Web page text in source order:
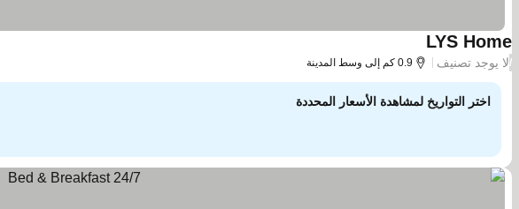
LYS Home
/لا يوجد تصنيف 0.9 كم إلى وسط المدينة
اختر التواريخ لمشاهدة الأسعار المحددة